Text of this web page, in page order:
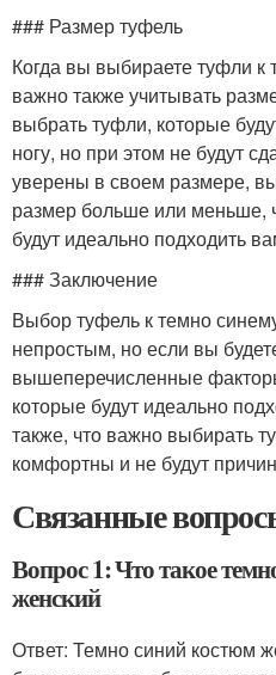
### Размер туфель
Когда вы выбираете туфли к
важно также учитывать
выбрать туфли, которые
ногу, но при этом не будут
уверены в своем размере,
размер больше или меньше,
будут идеально подходить
### Заключение
Выбор туфель к темно
непростым, но если вы
вышеперечисленные
которые будут идеально
также, что важно выбирать
комфортны и не будут
Связанные
Вопрос 1: Что такое
женский
Ответ: Темно синий костюм